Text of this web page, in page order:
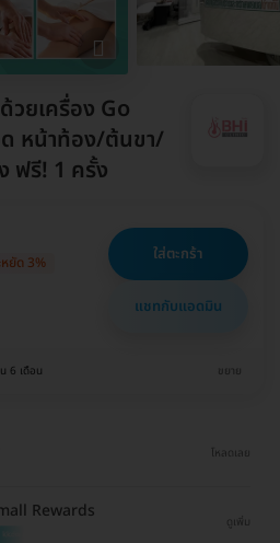
วยเครื่อง Go
หน้าท้อง/ต้นขา/
ฟรี! 1 ครั้ง
หยัด 3% ใส่ตะกร้า
แชทกับแอดมิน
6 เดือน ขยาย
โหลดเลย
Rewards
ดูเพิ่ม